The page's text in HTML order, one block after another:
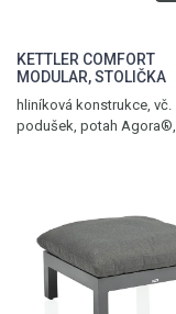
KETTLER COMFORT
MODULAR, STOLIČKA
hliníková konstrukce, vč.
podušek, potah Agora®,